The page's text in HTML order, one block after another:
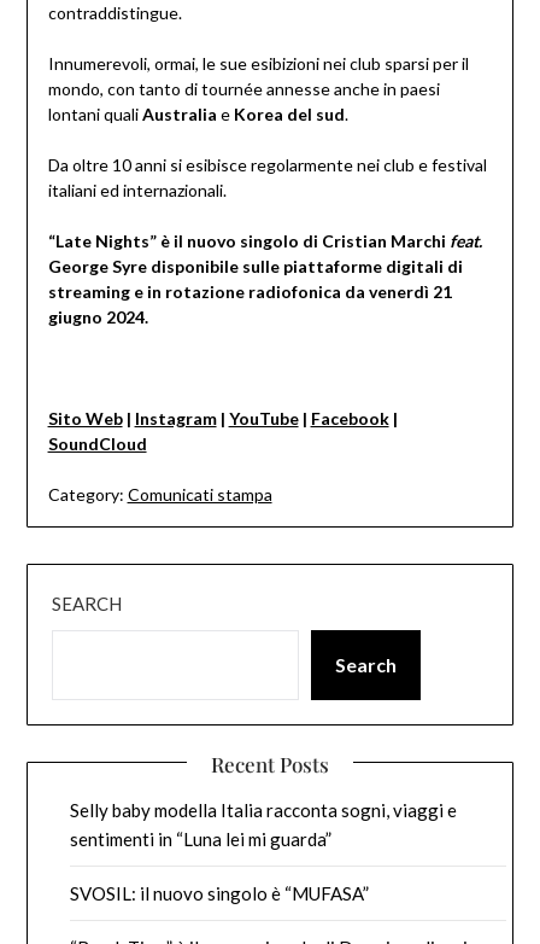
contraddistingue.
Innumerevoli, ormai, le sue esibizioni nei club sparsi per il
mondo, con tanto di tournée annesse anche in paesi
lontani qualiAustralia e Korea del sud.
Da oltre 10 anni si esibisce regolarmente nei club e festival
italiani ed internazionali.
“Late Nights” è il nuovo singolo di Cristian Marchi feat.
George Syre disponibile sulle piattaforme digitali di
streaming e in rotazione radiofonica da venerdì 21
giugno 2024.
Sito Web| Instagram| YouTube| Facebook|
SoundCloud
Category: Comunicati stampa
SEARCH
Search
Recent Posts
Selly baby modella Italia racconta sogni, viaggi e
sentimenti in “Luna lei mi guarda”
SVOSIL: il nuovo singolo è “MUFASA”